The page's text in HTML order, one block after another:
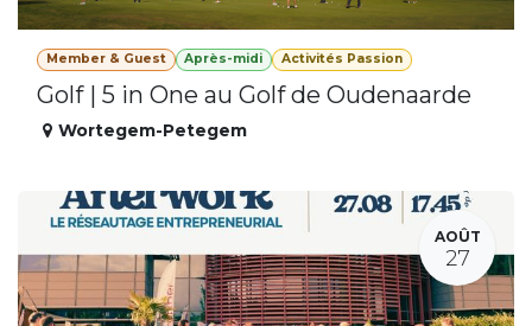
Member & Guest Après-midi Activités Passion
Golf | 5 in One au Golf de Oudenaarde
Wortegem-Petegem
AOÛT
27